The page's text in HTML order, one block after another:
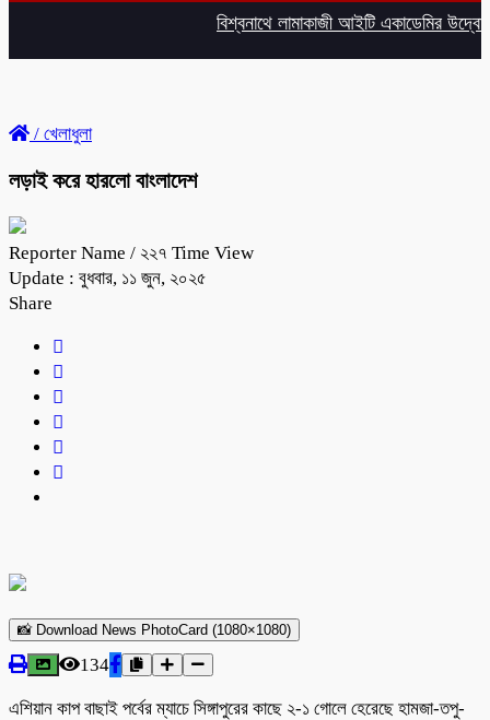
বিশ্বনাথে লামাকাজী আইটি একাডেমির উদ্বোধন
/ খেলাধুলা
লড়াই করে হারলো বাংলাদেশ
Reporter Name / ২২৭ Time View
Update : বুধবার, ১১ জুন, ২০২৫
Share
📸 Download News PhotoCard (1080×1080)
134
এশিয়ান কাপ বাছাই পর্বের ম্যাচে সিঙ্গাপুরের কাছে ২-১ গোলে হেরেছে হামজা-তপু-